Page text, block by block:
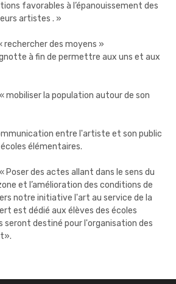
favorables à l’épanouissement des
artistes . »
rechercher des moyens »
à fin de permettre aux uns et aux
mobiliser la population autour de son
entre l'artiste et son public
élémentaires.
Poser des actes allant dans le sens du
et l’amélioration des conditions de
notre initiative l'art au service de la
est dédié aux élèves des écoles
seront destiné pour l'organisation des